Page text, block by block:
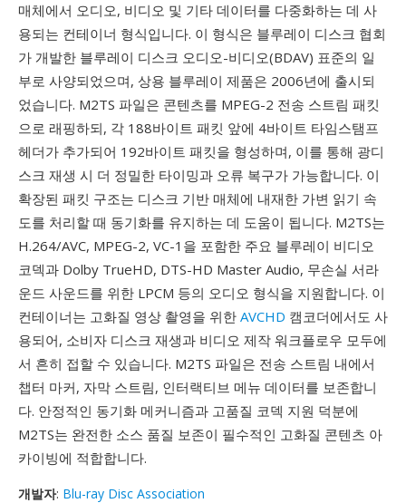
매체에서 오디오, 비디오 및 기타 데이터를 다중화하는 데 사
용되는 컨테이너 형식입니다. 이 형식은 블루레이 디스크 협회
가 개발한 블루레이 디스크 오디오-비디오(BDAV) 표준의 일
부로 사양되었으며, 상용 블루레이 제품은 2006년에 출시되
었습니다. M2TS 파일은 콘텐츠를 MPEG-2 전송 스트림 패킷
으로 래핑하되, 각 188바이트 패킷 앞에 4바이트 타임스탬프
헤더가 추가되어 192바이트 패킷을 형성하며, 이를 통해 광디
스크 재생 시 더 정밀한 타이밍과 오류 복구가 가능합니다. 이
확장된 패킷 구조는 디스크 기반 매체에 내재한 가변 읽기 속
도를 처리할 때 동기화를 유지하는 데 도움이 됩니다. M2TS는
H.264/AVC, MPEG-2, VC-1을 포함한 주요 블루레이 비디오
코덱과 Dolby TrueHD, DTS-HD Master Audio, 무손실 서라
운드 사운드를 위한 LPCM 등의 오디오 형식을 지원합니다. 이
컨테이너는 고화질 영상 촬영을 위한 AVCHD 캠코더에서도 사
용되어, 소비자 디스크 재생과 비디오 제작 워크플로우 모두에
서 흔히 접할 수 있습니다. M2TS 파일은 전송 스트림 내에서
챕터 마커, 자막 스트림, 인터랙티브 메뉴 데이터를 보존합니
다. 안정적인 동기화 메커니즘과 고품질 코덱 지원 덕분에
M2TS는 완전한 소스 품질 보존이 필수적인 고화질 콘텐츠 아
카이빙에 적합합니다.
개발자: Blu-ray Disc Association